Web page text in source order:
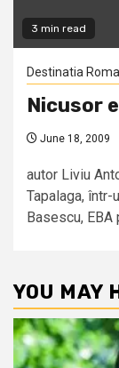
3 min read
Destinatia
Nicusor
June 18, 2009
autor Liviu
Tapalaga,
Basescu, EBA
YOU MAY